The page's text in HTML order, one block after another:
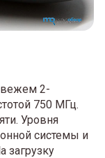
2-
750 МГц.
Уровня
системы и
загрузку